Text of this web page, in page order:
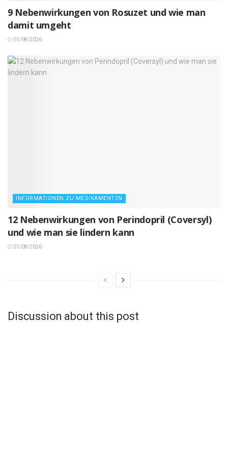
9 Nebenwirkungen von Rosuzet und wie man
damit umgeht
01/08/2026
INFORMATIONEN ZU MEDIKAMENTEN
12 Nebenwirkungen von Perindopril (Coversyl)
und wie man sie lindern kann
01/08/2026
Discussion about this post